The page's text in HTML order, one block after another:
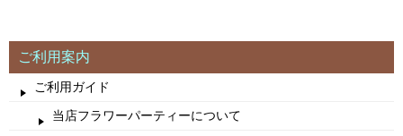
ご利用案内
ご利用ガイド
当店フラワーパーティーについて